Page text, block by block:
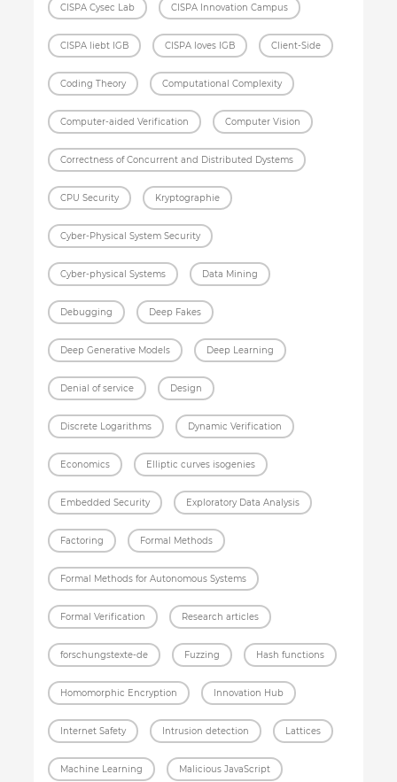
CISPA Cysec Lab CISPA Innovation Campus
CISPA liebt IGB CISPA loves IGB Client-Side
Coding Theory Computational Complexity
Computer-aided Verification Computer Vision
Correctness of Concurrent and Distributed Dystems
CPU Security Kryptographie
Cyber-Physical System Security
Cyber-physical Systems Data Mining
Debugging Deep Fakes
Deep Generative Models Deep Learning
Denial of service Design
Discrete Logarithms Dynamic Verification
Economics Elliptic curves isogenies
Embedded Security Exploratory Data Analysis
Factoring Formal Methods
Formal Methods for Autonomous Systems
Formal Verification Research articles
forschungstexte-de Fuzzing Hash functions
Homomorphic Encryption Innovation Hub
Internet Safety Intrusion detection Lattices
Machine Learning Malicious JavaScript